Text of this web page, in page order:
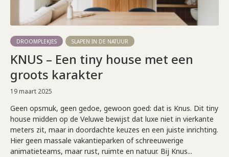
DROOMPLEKJES SLAPEN IN DE NATUUR
KNUS – Een tiny house met een
groots karakter
19 maart 2025
Geen opsmuk, geen gedoe, gewoon goed: dat is Knus. Dit tiny
house midden op de Veluwe bewijst dat luxe niet in vierkante
meters zit, maar in doordachte keuzes en een juiste inrichting.
Hier geen massale vakantieparken of schreeuwerige
animatieteams, maar rust, ruimte en natuur. Bij Knus...